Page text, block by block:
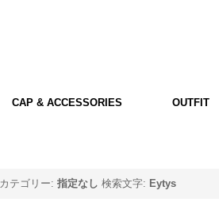
CAP & ACCESSORIES OUTFIT
カテゴリー: 指定なし 検索文字: Eytys